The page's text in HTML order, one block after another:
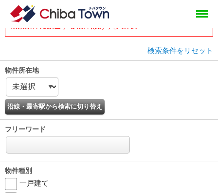
head
物件一覧
検索条件をリセット
物件所在地
フリーワード
物件種別
一戸建て